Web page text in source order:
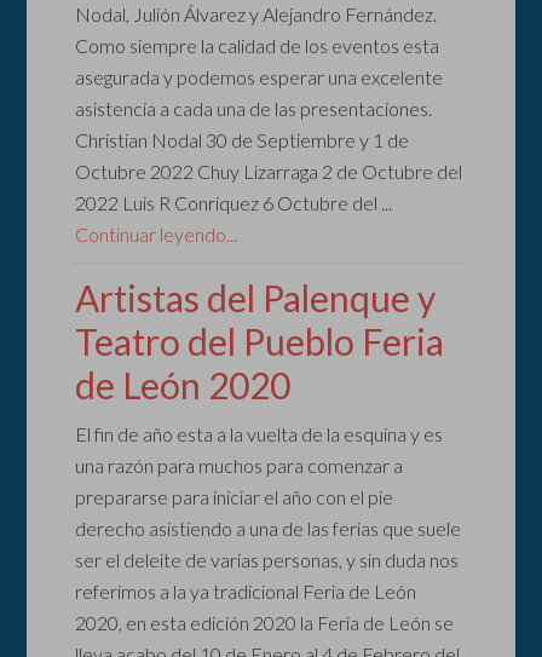
Nodal, Julión Álvarez y Alejandro Fernández.
Como siempre la calidad de los eventos esta
asegurada y podemos esperar una excelente
asistencia a cada una de las presentaciones.
Christian Nodal 30 de Septiembre y 1 de
Octubre 2022 Chuy Lizarraga 2 de Octubre del
2022 Luis R Conriquez 6 Octubre del ...
Continuar leyendo...
Artistas del Palenque y
Teatro del Pueblo Feria
de León 2020
El fin de año esta a la vuelta de la esquina y es
una razón para muchos para comenzar a
prepararse para iniciar el año con el pie
derecho asistiendo a una de las ferias que suele
ser el deleite de varias personas, y sin duda nos
referimos a la ya tradicional Feria de León
2020, en esta edición 2020 la Feria de León se